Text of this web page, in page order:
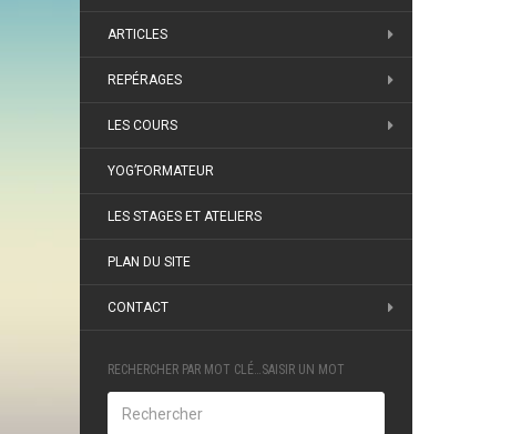
ARTICLES
REPÉRAGES
LES COURS
YOG’FORMATEUR
LES STAGES ET ATELIERS
PLAN DU SITE
CONTACT
RECHERCHER PAR MOT CLÉ…SAISIR UN MOT